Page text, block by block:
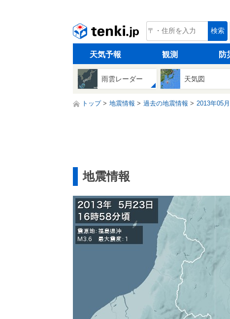
tenki.jp 検索
天気予報 観測 防
雨雲レーダー 天気図
トップ 地震情報 過去の地震情報 2013年05
地震情報